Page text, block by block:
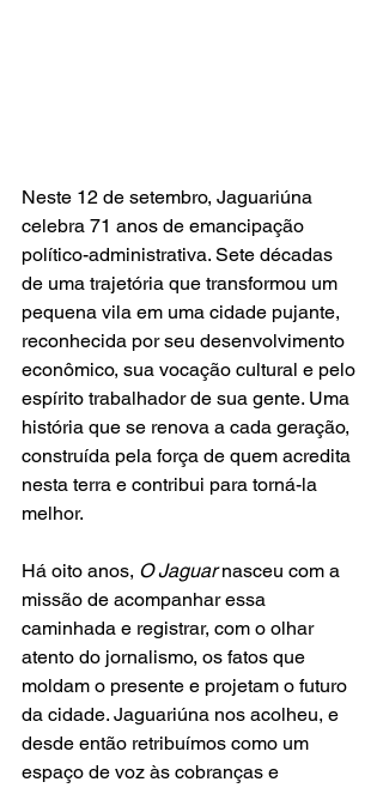
Neste 12 de setembro, Jaguariúna
celebra 71 anos de emancipação
político-administrativa. Sete décadas
de uma trajetória que transformou um
pequena vila em uma cidade pujante,
reconhecida por seu desenvolvimento
econômico, sua vocação cultural e pelo
espírito trabalhador de sua gente. Uma
história que se renova a cada geração,
construída pela força de quem acredita
nesta terra e contribui para torná-la
melhor.
Há oito anos, O Jaguar nasceu com a
missão de acompanhar essa
caminhada e registrar, com o olhar
atento do jornalismo, os fatos que
moldam o presente e projetam o futuro
da cidade. Jaguariúna nos acolheu, e
desde então retribuímos como um
espaço de voz às cobranças e